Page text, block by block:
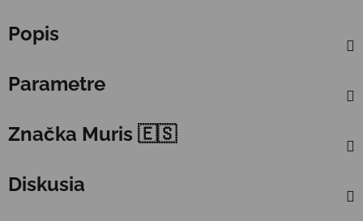
Popis
Parametre
Značka Muris 🇪🇸
Diskusia